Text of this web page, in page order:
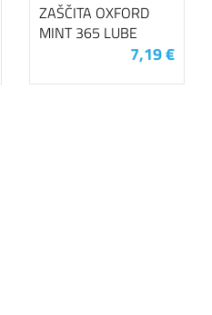
ZAŠČITA OXFORD
MINT 365 LUBE
7,19 €